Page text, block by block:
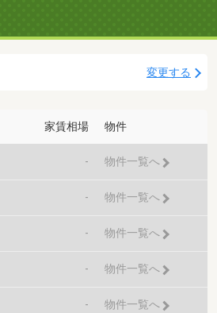
変更する
家賃相場 物件
- 物件一覧へ
- 物件一覧へ
- 物件一覧へ
- 物件一覧へ
- 物件一覧へ